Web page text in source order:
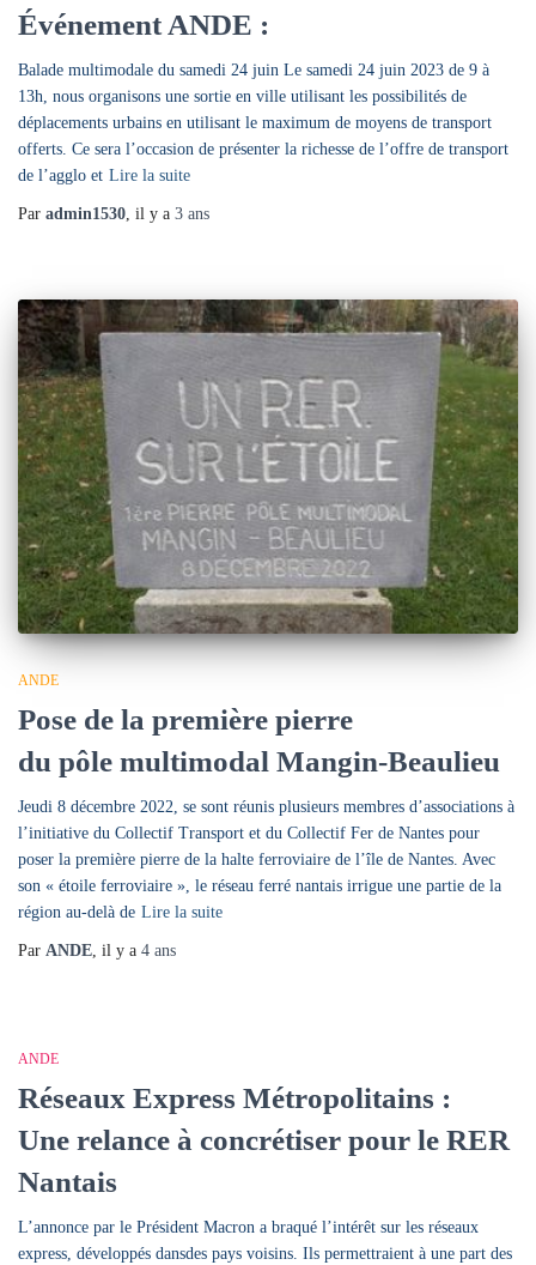
Événement ANDE :
Balade multimodale du samedi 24 juin Le samedi 24 juin 2023 de 9 à
13h, nous organisons une sortie en ville utilisant les possibilités de
déplacements urbains en utilisant le maximum de moyens de transport
offerts. Ce sera l’occasion de présenter la richesse de l’offre de transport
de l’agglo et Lire la suite
Par admin1530, il y a 3 ans
ANDE
Pose de la première pierre
du pôle multimodal Mangin-Beaulieu
Jeudi 8 décembre 2022, se sont réunis plusieurs membres d’associations à
l’initiative du Collectif Transport et du Collectif Fer de Nantes pour
poser la première pierre de la halte ferroviaire de l’île de Nantes. Avec
son « étoile ferroviaire », le réseau ferré nantais irrigue une partie de la
région au-delà de Lire la suite
Par ANDE , il y a 4 ans
ANDE
Réseaux Express Métropolitains :
Une relance à concrétiser pour le RER
Nantais
L’annonce par le Président Macron a braqué l’intérêt sur les réseaux
express, développés dansdes pays voisins. Ils permettraient à une part des